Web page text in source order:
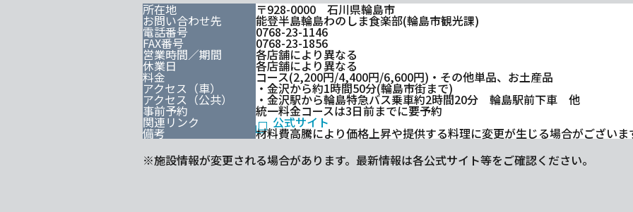
所在地 〒928-0000 石川県輪島市
お問い合わせ先 能登半島輪島わのしま食楽部(輪島市観光課)
電話番号 0768-23-1146
FAX番号 0768-23-1856
営業時間／期間 各店舗により異なる
休業日 各店舗により異なる
料金 コース(2,200円/4,400円/6,600円)・その他単品、お土産品
アクセス（車） ・金沢から約1時間50分(輪島市街まで)
アクセス（公共） ・金沢駅から輪島特急バス乗車約2時間20分 輪島駅前下車 他
事前予約 統一料金コースは3日前までに要予約
関連リンク 公式サイト
備考
材料費高騰により価格上昇や提供する料理に変更が生じる場合がございま
※施設情報が変更される場合があります。最新情報は各公式サイト等をご確認ください。